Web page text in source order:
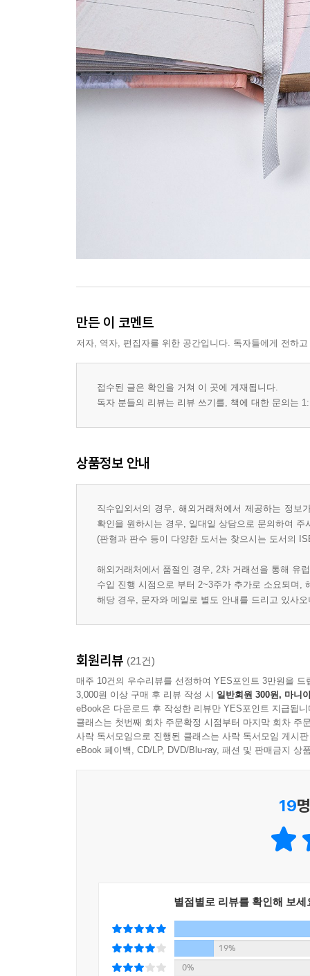
만든 이 코멘트
저자, 역자, 편집자를 위한 공간입니다. 독자들에게 전하
접수된 글은 확인을 거쳐 이 곳에 게재됩니다.
독자 분들의 리뷰는 리뷰 쓰기를, 책에 대한 문의는
상품정보 안내
직수입외서의 경우, 해외거래처에서 제공하는 정
확인을 원하시는 경우, 일대일 상담으로 문의하여 주
(판형과 판수 등이 다양한 도서는 찾으시는 도서의
해외거래처에서 품절인 경우, 2차 거래선을 통해 유
수입 진행 시점으로 부터 2~3주가 추가로 소요되며,
해당 경우, 문자와 메일로 별도 안내를 드리고 있사
회원리뷰 (21건)
매주 10건의 우수리뷰를 선정하여 YES포인트 3만원을 드
3,000원 이상 구매 후 리뷰 작성 시 일반회원 300원, 마니
eBook은 다운로드 후 작성한 리뷰만 YES포인트 지급됩니
클래스는 첫번째 회차 주문확정 시점부터 마지막 회차 주
사락 독서모임으로 진행된 클래스는 사락 독서모임 게시
eBook 페이백, CD/LP, DVD/Blu-ray, 패션 및 판매금지 상
19
별점별로 리뷰를 확인해 보세
19%
0%